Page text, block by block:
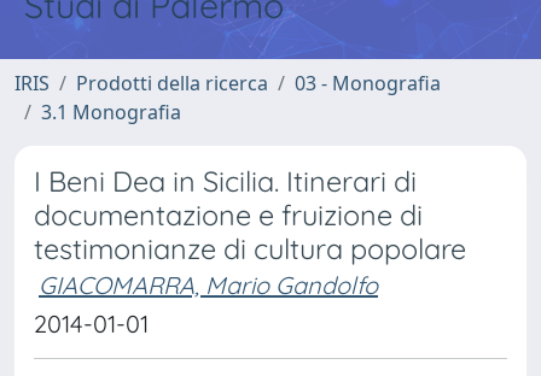
IRIS Prodotti della ricerca
03 - Monografia
3.1 Monografia
I Beni Dea in Sicilia. Itinerari di
documentazione e fruizione di
testimonianze di cultura popolare
GIACOMARRA, Mario Gandolfo
2014-01-01